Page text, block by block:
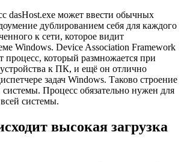
dasHost.exe может ввести обычных
дублированием себя для каждого
к сети, которое видит
Windows. Device Association Framework
процесс, который размножается при
к ПК, и ещё он отлично
задач Windows. Таково строение
Процесс обязательно нужен для
системы.
высокая загрузка